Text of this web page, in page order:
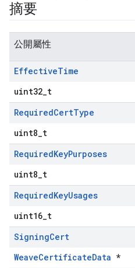
摘要
公開屬性
EffectiveTime
uint32_t
RequiredCertType
uint8_t
RequiredKeyPurposes
uint8_t
RequiredKeyUsages
uint16_t
SigningCert
WeaveCertificateData *